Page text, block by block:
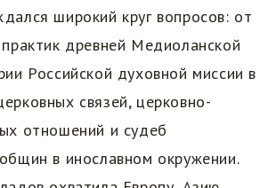
широкий круг вопросов: от
практик древней Медиоланской
Российской духовной миссии в
связей, церковно-
отношений и судеб
в инославном окружении.